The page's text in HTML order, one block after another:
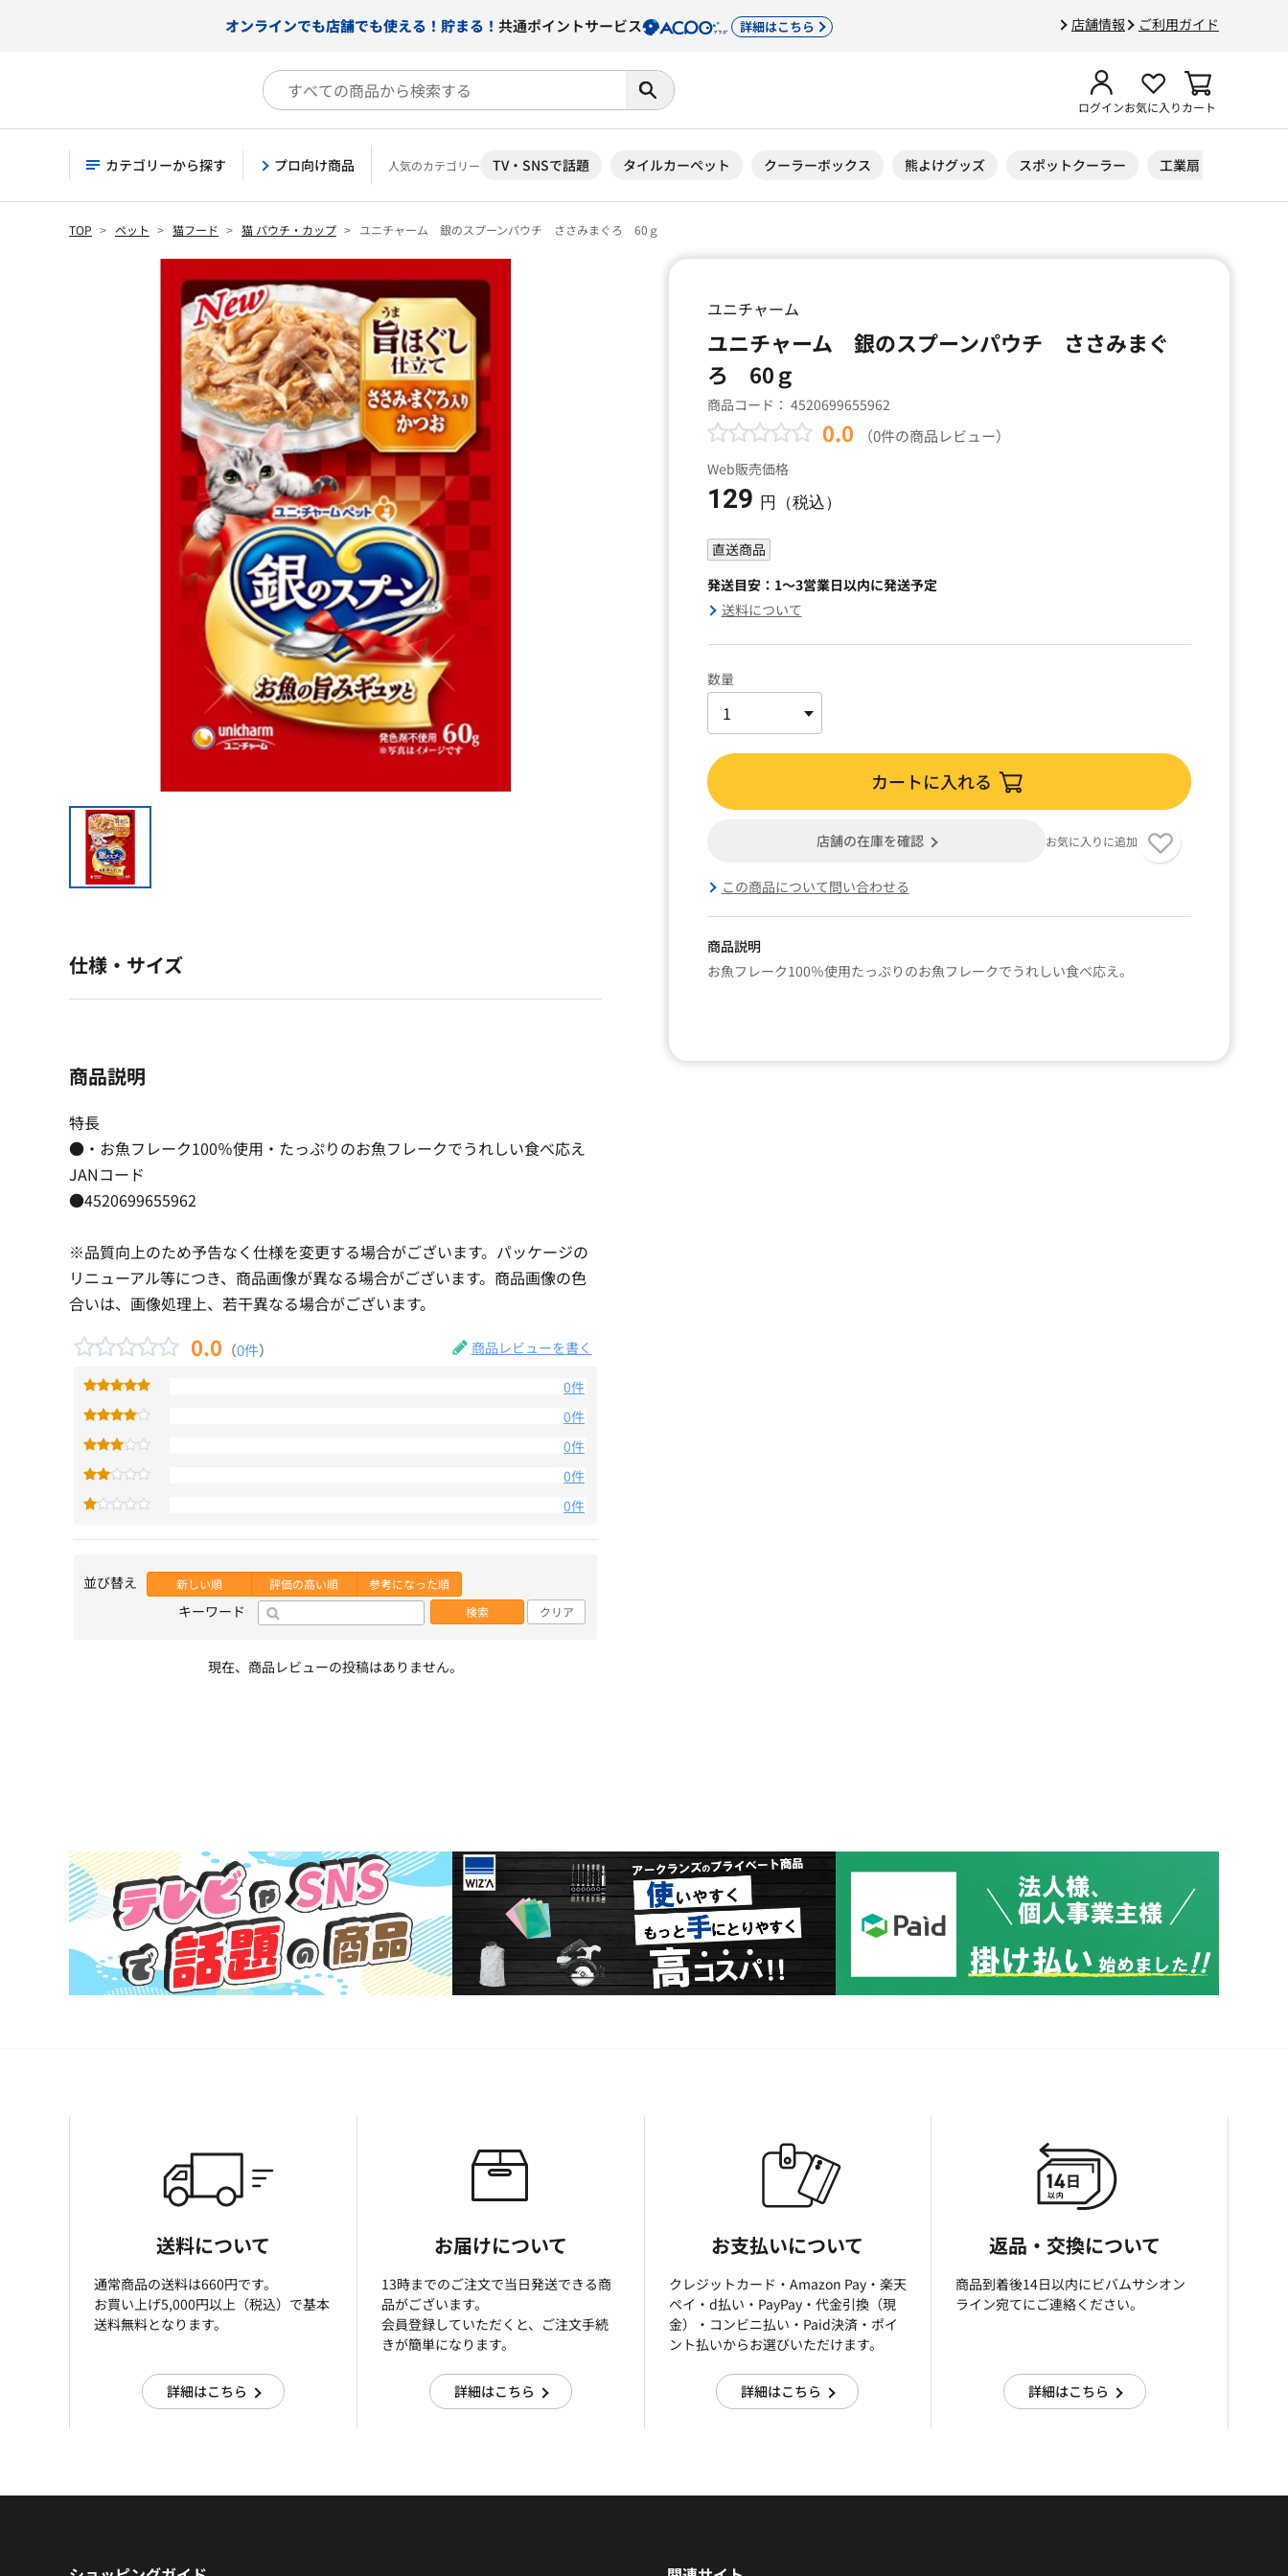
店舗情報 ご利用ガイド
オンラインでも店舗でも使える！貯まる！ 共通ポイントサービス 詳細はこちら
ログインお気に入りカート
カテゴリーから探す プロ向け商品 人気のカテゴリー TV・SNSで話題 タイルカーペット クーラーボックス 熊よけグッズ スポットクーラー 工業扇
TOP ペット 猫フード 猫 パウチ・カップ ユニチャーム 銀のスプーンパウチ ささみまぐろ 60ｇ
ユニチャーム
ユニチャーム 銀のスプーンパウチ ささみまぐ
ろ 60ｇ
商品コード： 4520699655962
0.0 （0件の商品レビュー）
Web販売価格
129 円（税込）
直送商品
発送目安：1～3営業日以内に発送予定
送料について
数量
カートに入れる
店舗の在庫を確認 お気に入りに追加
この商品について問い合わせる
商品説明
お魚フレーク100％使用たっぷりのお魚フレークでうれしい食べ応え。
仕様・サイズ
商品説明
特長
●・お魚フレーク100％使用・たっぷりのお魚フレークでうれしい食べ応え
JANコード
●4520699655962
※品質向上のため予告なく仕様を変更する場合がございます。パッケージの
リニューアル等につき、商品画像が異なる場合がございます。商品画像の色
合いは、画像処理上、若干異なる場合がございます。
0.0 （0件） 商品レビューを書く
0件
0件
0件
0件
0件
並び替え 新しい順 評価の高い順 参考になった順
キーワード 検索 クリア
現在、商品レビューの投稿はありません。
送料について
通常商品の送料は660円です。
お買い上げ5,000円以上（税込）で基本
送料無料となります。
詳細はこちら
お届けについて
13時までのご注文で当日発送できる商
品がございます。
会員登録していただくと、ご注文手続
きが簡単になります。
詳細はこちら
お支払いについて
クレジットカード・Amazon Pay・楽天
ぺイ・d払い・PayPay・代金引換（現
金）・コンビニ払い・Paid決済・ポイ
ント払いからお選びいただけます。
詳細はこちら
返品・交換について
商品到着後14日以内にビバムサシオン
ライン宛てにご連絡ください。
詳細はこちら